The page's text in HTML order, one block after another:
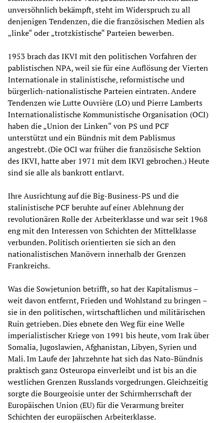
unversöhnlich bekämpft, steht im Widerspruch zu all
denjenigen Tendenzen, die die französischen Medien als
„linke“ oder „trotzkistische“ Parteien bewerben.
1953 brach das IKVI mit den politischen Vorfahren der
pablistischen NPA, weil sie für eine Auflösung der Vierten
Internationale in stalinistische, reformistische und
bürgerlich-nationalistische Parteien eintraten. Andere
Tendenzen wie Lutte Ouvrière (LO) und Pierre Lamberts
Internationalistische Kommunistische Organisation (OCI)
haben die „Union der Linken“ von PS und PCF
unterstützt und ein Bündnis mit dem Pablismus
angestrebt. (Die OCI war früher die französische Sektion
des IKVI, hatte aber 1971 mit dem IKVI gebrochen.) Heute
sind sie alle als bankrott entlarvt.
Ihre Ausrichtung auf die Big-Business-PS und die
stalinistische PCF beruhte auf einer Ablehnung der
revolutionären Rolle der Arbeiterklasse und war seit 1968
eng mit den Interessen von Schichten der Mittelklasse
verbunden. Politisch orientierten sie sich an den
nationalistischen Manövern innerhalb der Grenzen
Frankreichs.
Was die Sowjetunion betrifft, so hat der Kapitalismus –
weit davon entfernt, Frieden und Wohlstand zu bringen –
sie in den politischen, wirtschaftlichen und militärischen
Ruin getrieben. Dies ebnete den Weg für eine Welle
imperialistischer Kriege von 1991 bis heute, vom Irak über
Somalia, Jugoslawien, Afghanistan, Libyen, Syrien und
Mali. Im Laufe der Jahrzehnte hat sich das Nato-Bündnis
praktisch ganz Osteuropa einverleibt und ist bis an die
westlichen Grenzen Russlands vorgedrungen. Gleichzeitig
sorgte die Bourgeoisie unter der Schirmherrschaft der
Europäischen Union (EU) für die Verarmung breiter
Schichten der europäischen Arbeiterklasse.